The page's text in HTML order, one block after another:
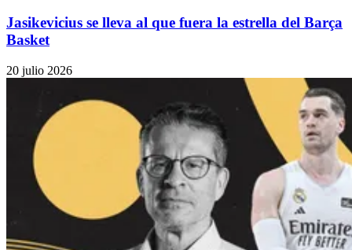
Jasikevicius se lleva al que fuera la estrella del Barça
Basket
20 julio 2026